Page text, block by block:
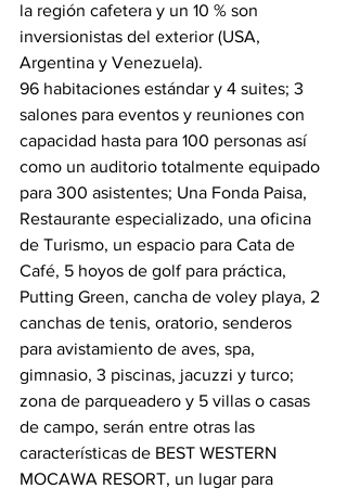
la región cafetera y un 10 % son
inversionistas del exterior (USA,
Argentina y Venezuela).
96 habitaciones estándar y 4 suites; 3
salones para eventos y reuniones con
capacidad hasta para 100 personas así
como un auditorio totalmente equipado
para 300 asistentes; Una Fonda Paisa,
Restaurante especializado, una oficina
de Turismo, un espacio para Cata de
Café, 5 hoyos de golf para práctica,
Putting Green, cancha de voley playa, 2
canchas de tenis, oratorio, senderos
para avistamiento de aves, spa,
gimnasio, 3 piscinas, jacuzzi y turco;
zona de parqueadero y 5 villas o casas
de campo, serán entre otras las
características de BEST WESTERN
MOCAWA RESORT, un lugar para